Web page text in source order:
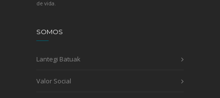
de vida.
SOMOS
Lantegi Batuak
Valor Social